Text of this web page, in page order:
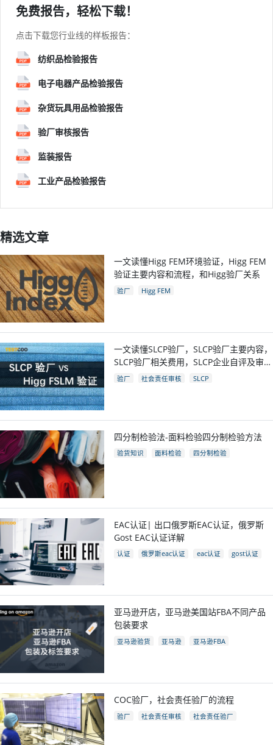
免费报告，轻松下载！
点击下载您行业线的样板报告：
纺织品检验报告
电子电器产品检验报告
杂货玩具用品检验报告
验厂审核报告
监装报告
工业产品检验报告
精选文章
一文读懂Higg FEM环境验证，Higg FEM
验证主要内容和流程，和Higg验厂关系
验厂 Higg FEM
一文读懂SLCP验厂，SLCP验厂主要内容，
SLCP验厂相关费用，SLCP企业自评及审核
流程
验厂 社会责任审核 SLCP
四分制检验法-面料检验四分制检验方法
验货知识 面料检验 四分制检验
EAC认证| 出口俄罗斯EAC认证，俄罗斯
Gost EAC认证详解
认证 俄罗斯eac认证 eac认证
gost认证
亚马逊开店，亚马逊美国站FBA不同产品
包装要求
亚马逊验货 亚马逊
亚马逊FBA
COC验厂，社会责任验厂的流程
验厂 社会责任审核
社会责任验厂